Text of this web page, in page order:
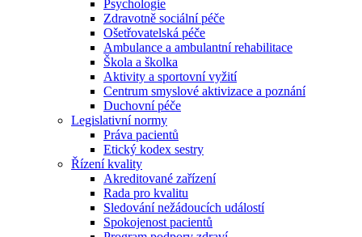
Psychologie
Zdravotně sociální péče
Ošetřovatelská péče
Ambulance a ambulantní rehabilitace
Škola a školka
Aktivity a sportovní vyžití
Centrum smyslové aktivizace a poznání
Duchovní péče
Legislativní normy
Práva pacientů
Etický kodex sestry
Řízení kvality
Akreditované zařízení
Rada pro kvalitu
Sledování nežádoucích událostí
Spokojenost pacientů